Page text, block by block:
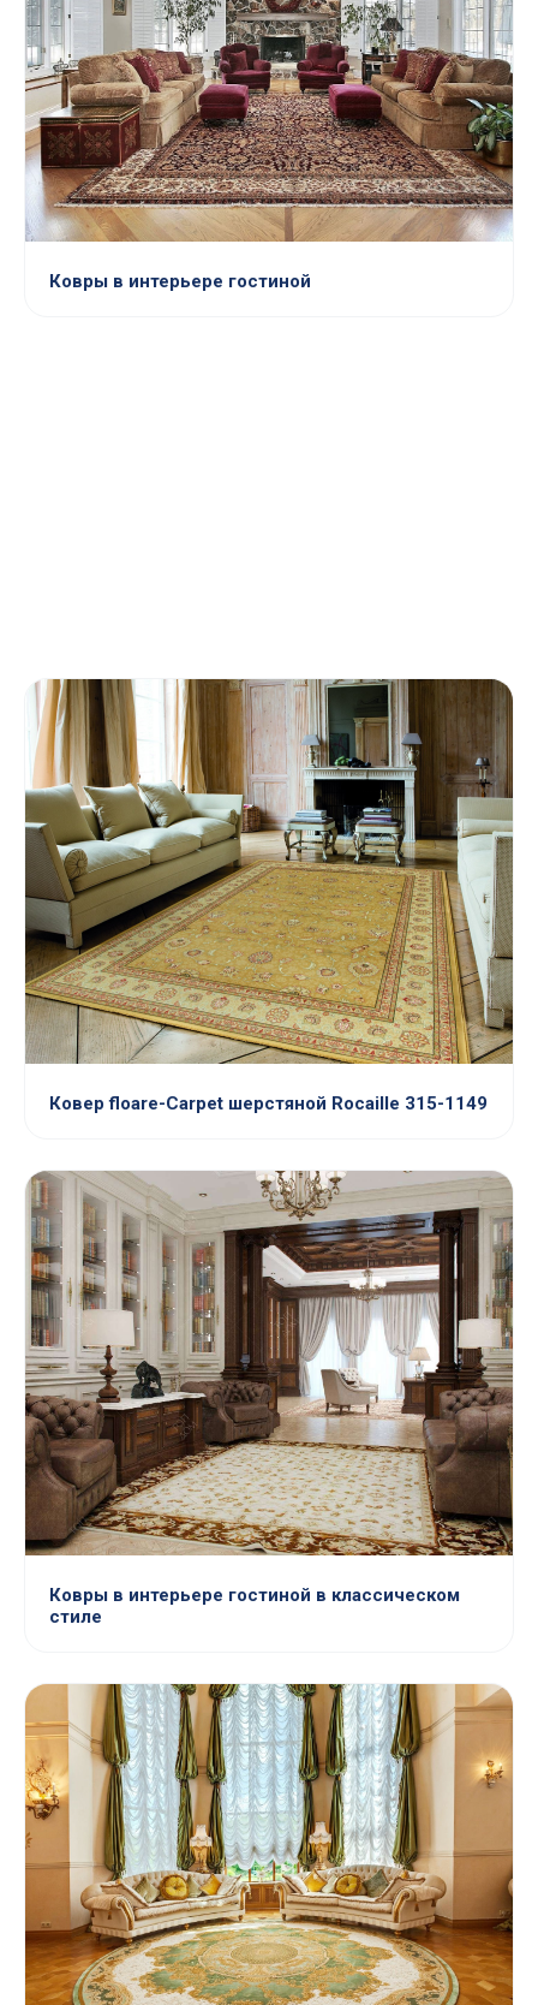
Ковры в интерьере гостиной
Ковер floare-Carpet шерстяной Rocaille 315-1149
Ковры в интерьере гостиной в классическом
стиле